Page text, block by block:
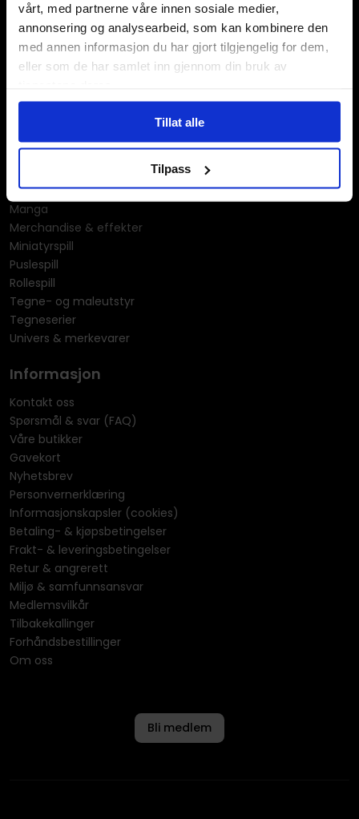
vårt, med partnerne våre innen sosiale medier,
annonsering og analysearbeid, som kan kombinere den
med annen informasjon du har gjort tilgjengelig for dem,
eller som de har samlet inn gjennom din bruk av
Tillat alle
Tilpass
Våre kategorier
Brettspill
Godteri, mat & drikke
Klær
Kortspill & samlekort
LEGO
Manga
Merchandise & effekter
Miniatyrspill
Puslespill
Rollespill
Tegne- og maleutstyr
Tegneserier
Univers & merkevarer
Informasjon
Kontakt oss
Spørsmål & svar (FAQ)
Våre butikker
Gavekort
Nyhetsbrev
Personvernerklæring
Informasjonskapsler (cookies)
Betaling- & kjøpsbetingelser
Frakt- & leveringsbetingelser
Retur & angrerett
Miljø & samfunnsansvar
Medlemsvilkår
Tilbakekallinger
Forhåndsbestillinger
Om oss
Bli medlem